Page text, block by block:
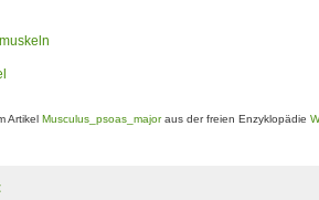
Artikel Musculus_psoas_majoraus der freien Enzyklopädie